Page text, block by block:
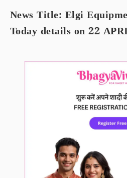
News Title: Elgi
Today details on 22